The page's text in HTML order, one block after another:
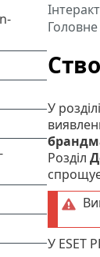
У розділі
Розділ
У ESET